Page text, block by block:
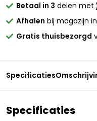
Betaal in 3 delen met
Afhalen bij magazijn
Gratis thuisbezorgd
Specificaties
Specificaties